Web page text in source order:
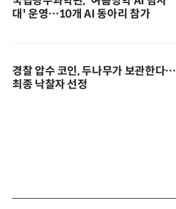
대' 운영…10개 AI 동아리 참가
경찰 압수 코인, 두나무가 보관한다…
최종 낙찰자 선정